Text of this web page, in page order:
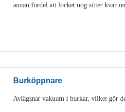
annan fördel att locket nog sitter kvar
Burköppnare
Avlägsnar vakuum i burkar, vilket gör